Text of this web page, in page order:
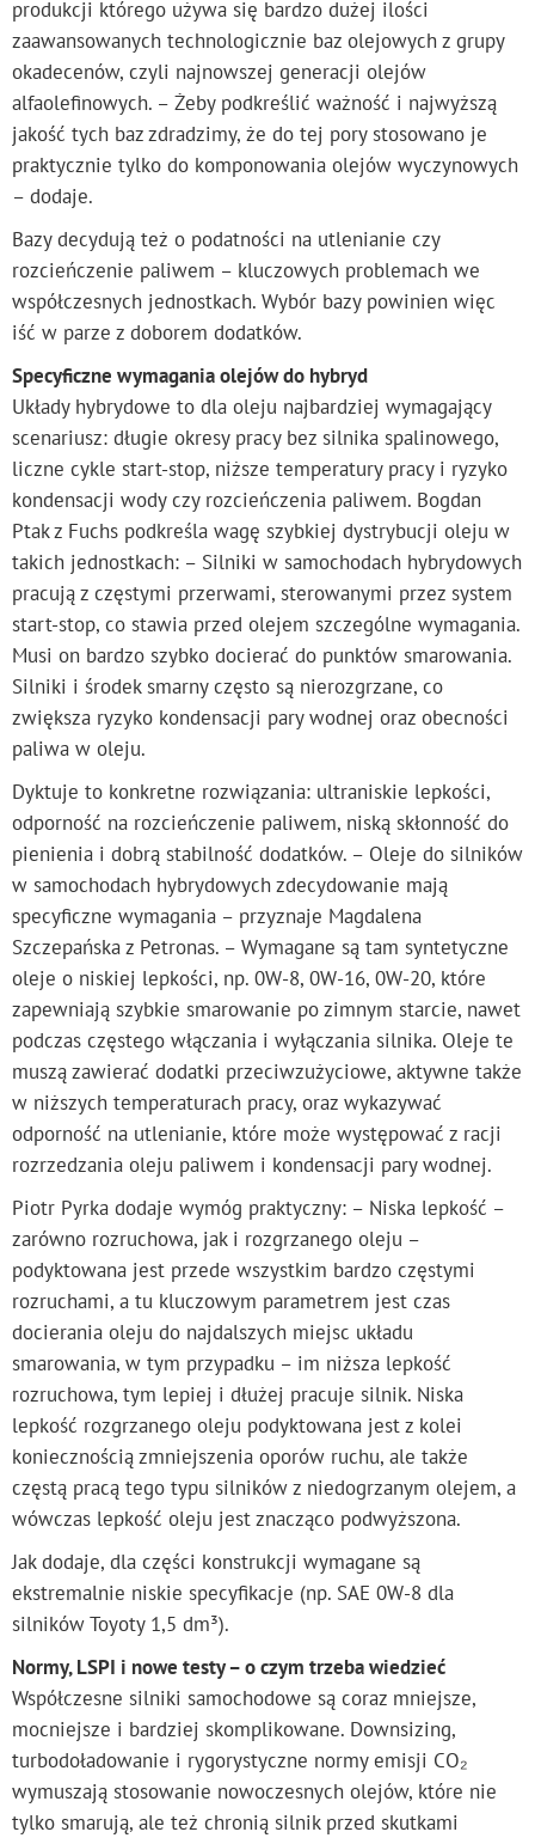
produkcji którego używa się bardzo dużej ilości
zaawansowanych technologicznie baz olejowych z grupy
okadecenów, czyli najnowszej generacji olejów
alfaolefinowych. – Żeby podkreślić ważność i najwyższą
jakość tych baz zdradzimy, że do tej pory stosowano je
praktycznie tylko do komponowania olejów wyczynowych
– dodaje.
Bazy decydują też o podatności na utlenianie czy
rozcieńczenie paliwem – kluczowych problemach we
współczesnych jednostkach. Wybór bazy powinien więc
iść w parze z doborem dodatków.
Specyficzne wymagania olejów do hybryd
Układy hybrydowe to dla oleju najbardziej wymagający
scenariusz: długie okresy pracy bez silnika spalinowego,
liczne cykle start-stop, niższe temperatury pracy i ryzyko
kondensacji wody czy rozcieńczenia paliwem. Bogdan
Ptak z Fuchs podkreśla wagę szybkiej dystrybucji oleju w
takich jednostkach: – Silniki w samochodach hybrydowych
pracują z częstymi przerwami, sterowanymi przez system
start-stop, co stawia przed olejem szczególne wymagania.
Musi on bardzo szybko docierać do punktów smarowania.
Silniki i środek smarny często są nierozgrzane, co
zwiększa ryzyko kondensacji pary wodnej oraz obecności
paliwa w oleju.
Dyktuje to konkretne rozwiązania: ultraniskie lepkości,
odporność na rozcieńczenie paliwem, niską skłonność do
pienienia i dobrą stabilność dodatków. – Oleje do silników
w samochodach hybrydowych zdecydowanie mają
specyficzne wymagania – przyznaje Magdalena
Szczepańska z Petronas. – Wymagane są tam syntetyczne
oleje o niskiej lepkości, np. 0W-8, 0W-16, 0W-20, które
zapewniają szybkie smarowanie po zimnym starcie, nawet
podczas częstego włączania i wyłączania silnika. Oleje te
muszą zawierać dodatki przeciwzużyciowe, aktywne także
w niższych temperaturach pracy, oraz wykazywać
odporność na utlenianie, które może występować z racji
rozrzedzania oleju paliwem i kondensacji pary wodnej.
Piotr Pyrka dodaje wymóg praktyczny: – Niska lepkość –
zarówno rozruchowa, jak i rozgrzanego oleju –
podyktowana jest przede wszystkim bardzo częstymi
rozruchami, a tu kluczowym parametrem jest czas
docierania oleju do najdalszych miejsc układu
smarowania, w tym przypadku – im niższa lepkość
rozruchowa, tym lepiej i dłużej pracuje silnik. Niska
lepkość rozgrzanego oleju podyktowana jest z kolei
koniecznością zmniejszenia oporów ruchu, ale także
częstą pracą tego typu silników z niedogrzanym olejem, a
wówczas lepkość oleju jest znacząco podwyższona.
Jak dodaje, dla części konstrukcji wymagane są
ekstremalnie niskie specyfikacje (np. SAE 0W-8 dla
silników Toyoty 1,5 dm³).
Normy, LSPI i nowe testy – o czym trzeba wiedzieć
Współczesne silniki samochodowe są coraz mniejsze,
mocniejsze i bardziej skomplikowane. Downsizing,
turbodoładowanie i rygorystyczne normy emisji CO₂
wymuszają stosowanie nowoczesnych olejów, które nie
tylko smarują, ale też chronią silnik przed skutkami